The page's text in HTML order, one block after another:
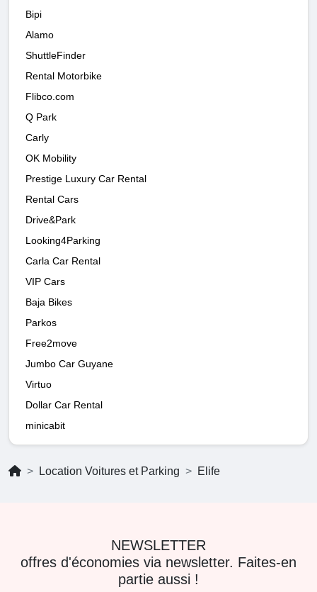
Bipi
Alamo
ShuttleFinder
Rental Motorbike
Flibco.com
Q Park
Carly
OK Mobility
Prestige Luxury Car Rental
Rental Cars
Drive&Park
Looking4Parking
Carla Car Rental
VIP Cars
Baja Bikes
Parkos
Free2move
Jumbo Car Guyane
Virtuo
Dollar Car Rental
minicabit
Location Voitures et Parking Elife
NEWSLETTER
offres d'économies via newsletter. Faites-en
partie aussi !